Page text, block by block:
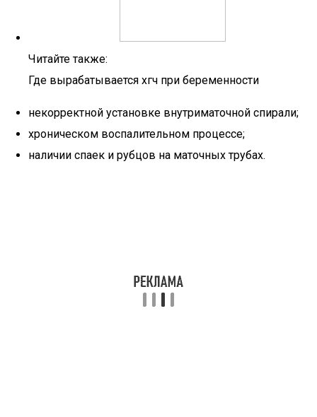
Читайте также:
Где вырабатывается хгч при беременности
некорректной установке внутриматочной спирали;
хроническом воспалительном процессе;
наличии спаек и рубцов на маточных трубах.